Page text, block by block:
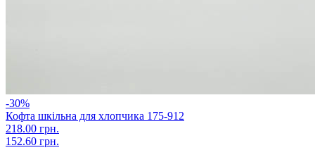
-30%
Кофта шкільна для хлопчика 175-912
218.00 грн.
152.60 грн.